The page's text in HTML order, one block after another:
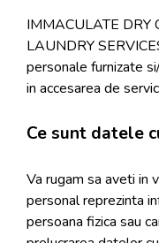
IMMACULATE DRY
LAUNDRY
personale furnizate
in accesarea de
Ce sunt datele
Va rugam sa aveti in
personal reprezinta
persoana fizica sau